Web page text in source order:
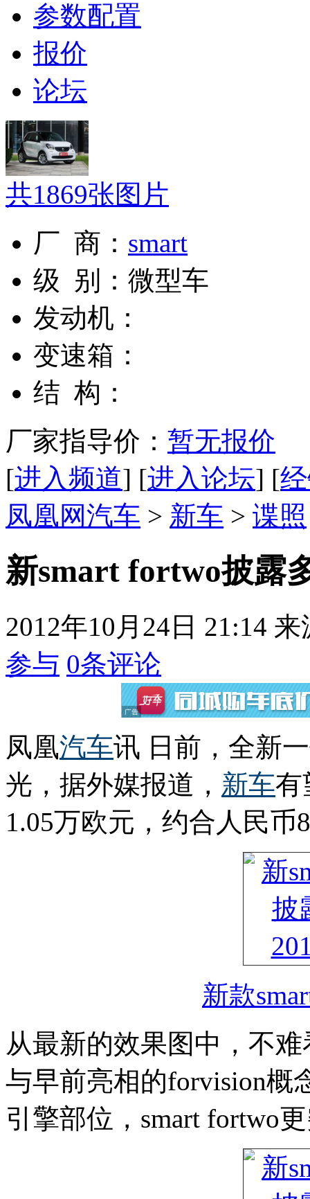
参数配置
报价
论坛
共1869张图片
厂 商： smart
级 别： 微型车
发动机：
变速箱：
结 构：
厂家指导价： 暂无报价
[进入频道] [进入论坛] [
凤凰网汽车 > 新车 > 谍照
新smart fortwo披露
2012年10月24日 21:14 来
参与 0条评论
凤凰汽车讯 日前，全新
光，据外媒报道， 新车有
1.05万欧元，约合人民币
新款
从最新的效果图中，不
与早前亮相的forvision概
引擎部位，smart fortwo